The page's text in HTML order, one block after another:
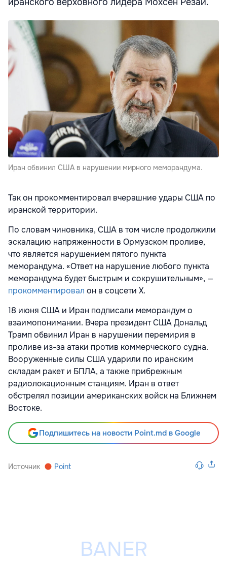
Иран обвинил США в нарушении мирного меморандума.
Так он прокомментировал вчерашние удары США по
иранской территории.
По словам чиновника, США в том числе продолжили
эскалацию напряженности в Ормузском проливе,
что является нарушением пятого пункта
меморандума. «Ответ на нарушение любого пункта
меморандума будет быстрым и сокрушительным», —
прокомментировал он в соцсети Х.
18 июня США и Иран подписали меморандум о
взаимопонимании. Вчера президент США Дональд
Трамп обвинил Иран в нарушении перемирия в
проливе из-за атаки против коммерческого судна.
Вооруженные силы США ударили по иранским
складам ракет и БПЛА, а также прибрежным
радиолокационным станциям. Иран в ответ
обстрелял позиции американских войск на Ближнем
Востоке.
Подпишитесь на новости Point.md в Google
Источник Point